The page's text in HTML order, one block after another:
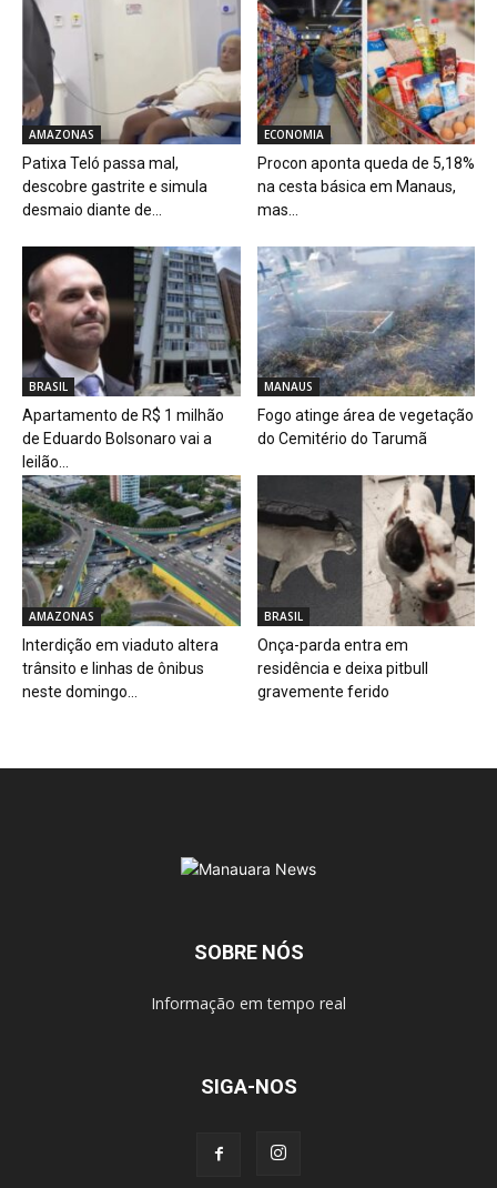
AMAZONAS
Patixa Teló passa mal,
descobre gastrite e simula
desmaio diante de...
ECONOMIA
Procon aponta queda de 5,18%
na cesta básica em Manaus,
mas...
BRASIL
Apartamento de R$ 1 milhão
de Eduardo Bolsonaro vai a
leilão...
MANAUS
Fogo atinge área de vegetação
do Cemitério do Tarumã
AMAZONAS
Interdição em viaduto altera
trânsito e linhas de ônibus
neste domingo...
BRASIL
Onça-parda entra em
residência e deixa pitbull
gravemente ferido
SOBRE NÓS
Informação em tempo real
SIGA-NOS